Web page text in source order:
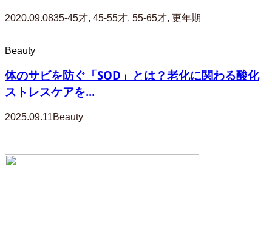
2020.09.0835-45才, 45-55才, 55-65才, 更年期
Beauty
体のサビを防ぐ「SOD」とは？老化に関わる酸化
ストレスケアを...
2025.09.11Beauty